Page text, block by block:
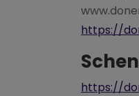
https://
https://